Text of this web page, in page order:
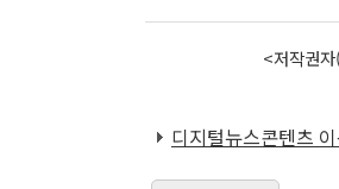
<저작권
디지털뉴스콘텐츠